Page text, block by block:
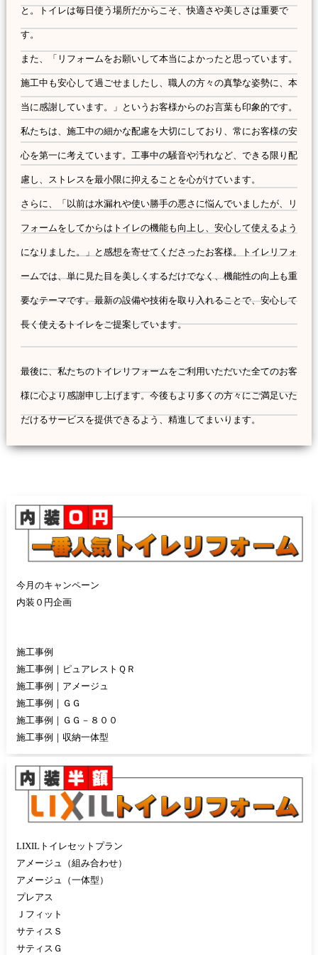
と。トイレは毎日使う場所だからこそ、快適さや美しさは重要で
す。
また、「リフォームをお願いして本当によかったと思っています。
施工中も安心して過ごせましたし、職人の方々の真摯な姿勢に、本
当に感謝しています。」というお客様からのお言葉も印象的です。
私たちは、施工中の細かな配慮を大切にしており、常にお客様の安
心を第一に考えています。工事中の騒音や汚れなど、できる限り配
慮し、ストレスを最小限に抑えることを心がけています。
さらに、「以前は水漏れや使い勝手の悪さに悩んでいましたが、リ
フォームをしてからはトイレの機能も向上し、安心して使えるよう
になりました。」と感想を寄せてくださったお客様。トイレリフォ
ームでは、単に見た目を美しくするだけでなく、機能性の向上も重
要なテーマです。最新の設備や技術を取り入れることで、安心して
長く使えるトイレをご提案しています。
最後に、私たちのトイレリフォームをご利用いただいた全てのお客
様に心より感謝申し上げます。今後もより多くの方々にご満足いた
だけるサービスを提供できるよう、精進してまいります。
今月のキャンペーン
内装０円企画
施工事例
施工事例｜ピュアレストＱＲ
施工事例｜アメージュ
施工事例｜ＧＧ
施工事例｜ＧＧ－８００
施工事例｜収納一体型
LIXILトイレセットプラン
アメージュ（組み合わせ）
アメージュ（一体型）
プレアス
Ｊフィット
サティスＳ
サティスＧ